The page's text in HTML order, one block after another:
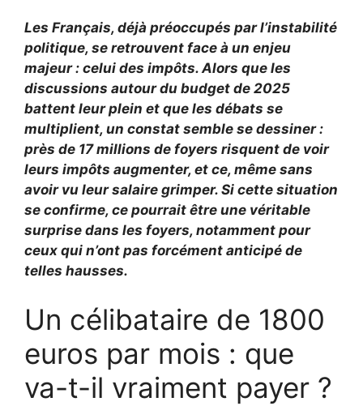
Les Français, déjà préoccupés par l’instabilité
politique, se retrouvent face à un enjeu
majeur : celui des impôts. Alors que les
discussions autour du budget de 2025
battent leur plein et que les débats se
multiplient, un constat semble se dessiner :
près de 17 millions de foyers risquent de voir
leurs impôts augmenter, et ce, même sans
avoir vu leur salaire grimper. Si cette situation
se confirme, ce pourrait être une véritable
surprise dans les foyers, notamment pour
ceux qui n’ont pas forcément anticipé de
telles hausses.
Un célibataire de 1800
euros par mois : que
va-t-il vraiment payer ?